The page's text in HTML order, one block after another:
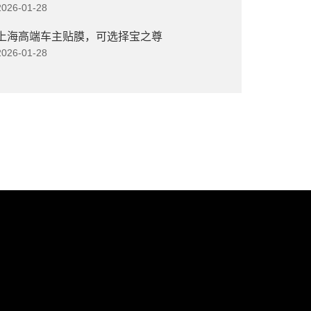
01-28
海高端车主贴膜，可选择宝之尊
01-28